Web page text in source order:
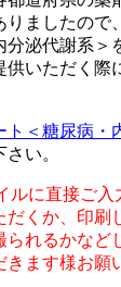
りましたので
泌代謝系＞
いただく際
ト＜糖尿病・
さい。
ルに直接ご入
だくか、印刷
られるかなど
ます様お願